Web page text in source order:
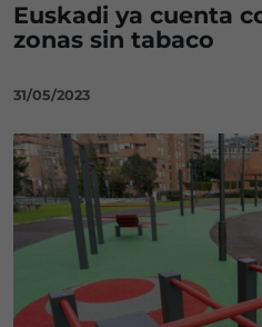
Euskadi ya cuenta
zonas sin tabaco
31/05/2023